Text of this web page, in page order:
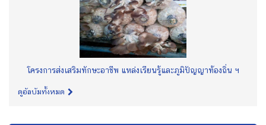
โครงการส่งเสริมทักษะอาชีพ แหล่งเรียนรู้และภูมิปัญญาท้องถิ่น ฯ
ดูอัลบัมทั้งหมด